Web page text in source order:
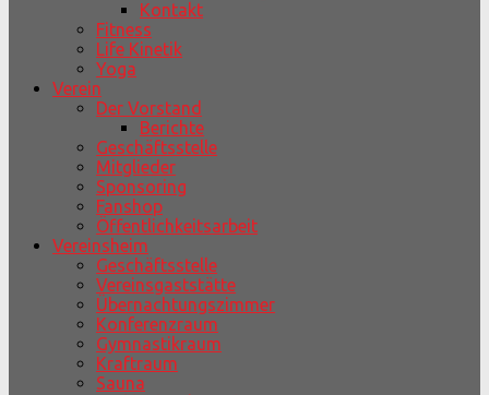
Kontakt
Fitness
Life Kinetik
Yoga
Verein
Der Vorstand
Berichte
Geschäftsstelle
Mitglieder
Sponsoring
Fanshop
Öffentlichkeitsarbeit
Vereinsheim
Geschäftsstelle
Vereinsgaststätte
Übernachtungszimmer
Konferenzraum
Gymnastikraum
Kraftraum
Sauna